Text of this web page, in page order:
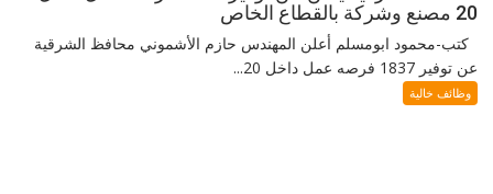
20 مصنع وشركة بالقطاع الخاص
كتب-محمود ابومسلم أعلن المهندس حازم الأشموني محافظ الشرقية
عن توفير 1837 فرصه عمل داخل 20...
وظائف خالية